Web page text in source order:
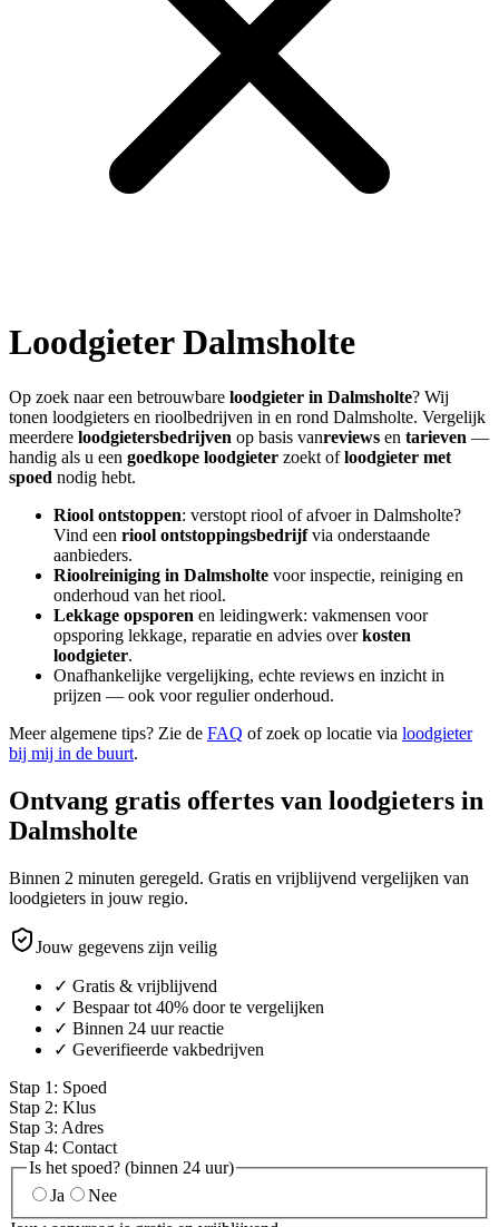
LoodgieterDalmsholte
Op zoek naar een betrouwbare loodgieter in Dalmsholte? Wij
tonen loodgieters en rioolbedrijven in en rond Dalmsholte. Vergelijk
meerdere loodgietersbedrijven op basis vanreviews en tarieven —
handig als u een goedkope loodgieter zoekt ofloodgieter met
spoed nodig hebt.
Riool ontstoppen: verstopt riool of afvoer in Dalmsholte?
Vind een riool ontstoppingsbedrijfvia onderstaande
aanbieders.
Rioolreiniging in Dalmsholte voor inspectie, reiniging en
onderhoud van het riool.
Lekkage opsporen en leidingwerk: vakmensen voor
opsporing lekkage, reparatie en advies overkosten
loodgieter.
Onafhankelijke vergelijking, echte reviews en inzicht in
prijzen — ook voor regulier onderhoud.
Meer algemene tips? Zie de FAQ of zoek op locatie via loodgieter
bij mij in de buurt.
Ontvang gratis offertes van loodgieters in
Dalmsholte
Binnen 2 minuten geregeld. Gratis en vrijblijvend vergelijken van
loodgieters in jouw regio.
Jouw gegevens zijn veilig
✓ Gratis & vrijblijvend
✓ Bespaar tot 40% door te vergelijken
✓ Binnen 24 uur reactie
✓ Geverifieerde vakbedrijven
Stap 1 : Spoed
Stap 2: Klus
Stap 3: Adres
Stap 4: Contact
Is het spoed? (binnen 24 uur)
Ja
Nee